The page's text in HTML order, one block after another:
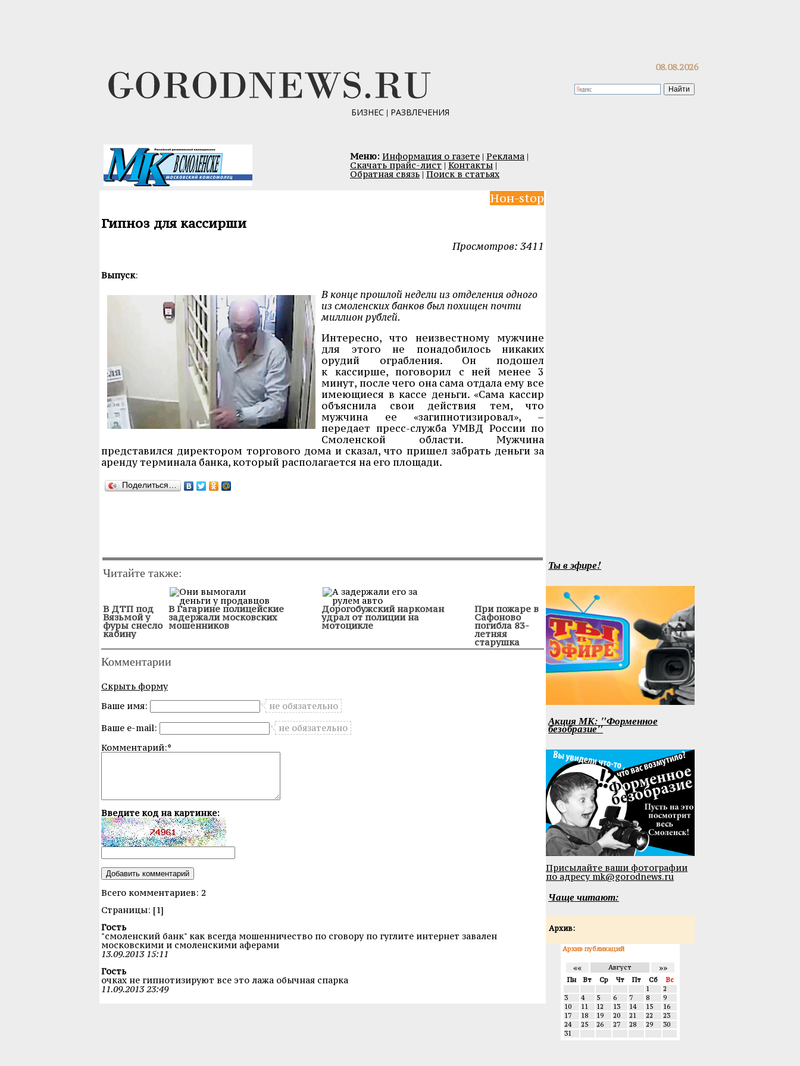
08.08.2026
БИЗНЕС | РАЗВЛЕЧЕНИЯ
Меню: Информация о газете | Реклама |
Скачать прайс-лист | Контакты |
Обратная связь | Поиск в статьях
Нон-stop
Гипноз для кассирши
Просмотров: 3411
Выпуск:
В конце прошлой недели из отделения одного
из смоленских банков был похищен почти
миллион рублей.
Интересно, что неизвестному мужчине
для этого не понадобилось никаких
орудий ограбления. Он подошел
к кассирше, поговорил с ней менее 3
минут, после чего она сама отдала ему все
имеющиеся в кассе деньги. «Сама кассир
объяснила свои действия тем, что
мужчина ее «загипнотизировал», –
передает пресс-служба УМВД России по
Смоленской области. Мужчина
представился директором торгового дома и сказал, что пришел забрать деньги за
аренду терминала банка, который располагается на его площади.
Поделиться…
Читайте также:
В ДТП под
Вязьмой у
фуры снесло
кабину
В Гагарине полицейские
задержали московских
мошенников
Дорогобужский наркоман
удрал от полиции на
мотоцикле
При пожаре в
Сафоново
погибла 83-
летняя
старушка
Комментарии
Скрыть форму
Ваше имя:
не обязательно
Ваше e-mail:
не обязательно
Комментарий:*
Введите код на картинке:
Всего комментариев: 2
Cтраницы: [1]
Гость
"смоленский банк" как всегда мошенничество по сговору по гуглите интернет завален
московскими и смоленскими аферами
13.09.2013 15:11
Гость
очках не гипнотизируют все это лажа обычная спарка
11.09.2013 23:49
Ты в эфире!
Акция МК: "Форменное
безобразие"
Присылайте ваши фотографии
по адресу mk@gorodnews.ru
Чаще читают:
Архив:
Архив публикаций
«« Август »»
Пн Вт Ср Чт Пт Сб
Вс
1
2
3
4 5 6 7 8
9
10
11 12 13 14 15
16
17
18 19 20 21 22
23
24
25 26 27 28 29
30
31